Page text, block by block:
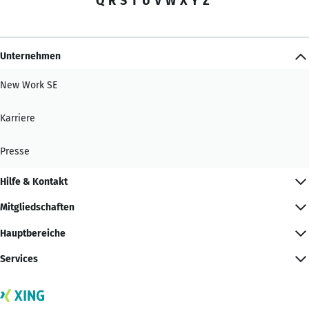
Unternehmen
New Work SE
Karriere
Presse
Hilfe & Kontakt
Mitgliedschaften
Hauptbereiche
Services